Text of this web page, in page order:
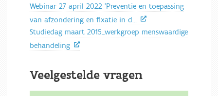
Webinar 27 april 2022 'Preventie en toepassing
van afzondering en fixatie in d…
Studiedag maart 2015_werkgroep menswaardige
behandeling
Veelgestelde vragen